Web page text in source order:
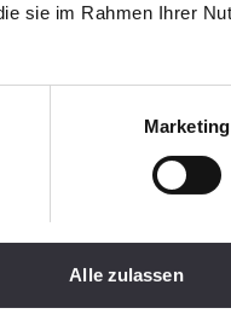
sie im Rahmen Ihrer
Marketing
Alle zulassen